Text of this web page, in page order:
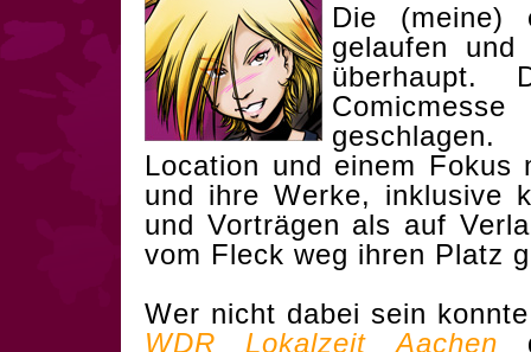
Die (meine)
gelaufen
Location und einem
und ihre Werke, inklusive
und Vorträgen als auf
vom Fleck weg ihren Platz
Wer nicht dabei sein
WDR Lokalzeit Aachen